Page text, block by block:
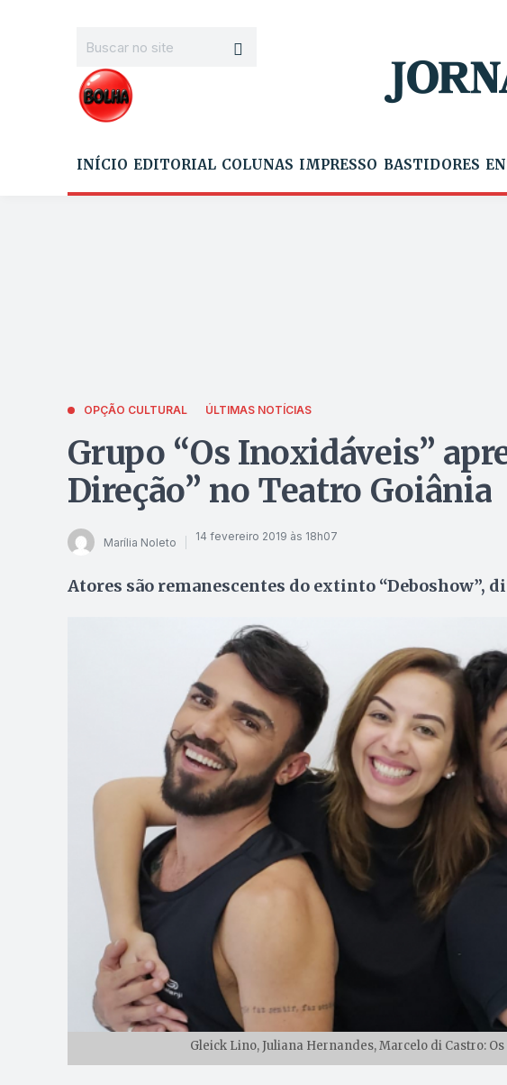
INÍCIO EDITORIAL COLUNAS IMPRESSO BASTIDORES
OPÇÃO CULTURAL ÚLTIMAS NOTÍCIAS
Grupo “Os Inoxidáveis”
Direção” no Teatro Goiânia
Marília Noleto 14 fevereiro 2019 às 18h07
Atores são remanescentes do extinto “Deboshow”,
Gleick Lino, Juliana Hernandes, Marcelo di Castro: